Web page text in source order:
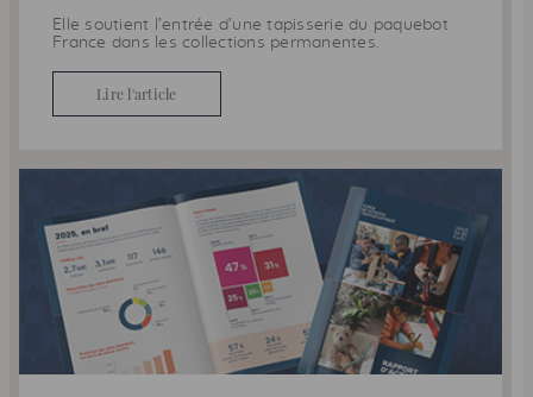
Elle soutient l’entrée d’une tapisserie du paquebot
France dans les collections permanentes.
Lire l'article